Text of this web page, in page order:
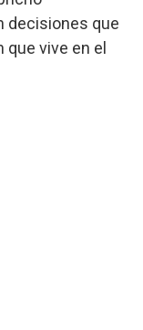
decisiones que
vive en el